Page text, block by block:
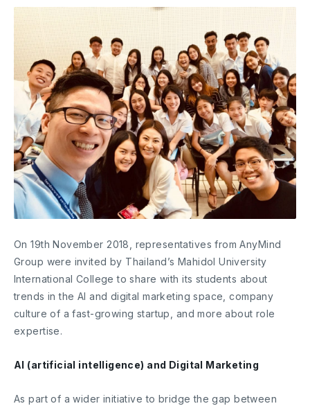
On 19th November 2018, representatives from AnyMind
Group were invited by Thailand’s Mahidol University
International College to share with its students about
trends in the AI and digital marketing space, company
culture of a fast-growing startup, and more about role
expertise.
AI (artificial intelligence) and Digital Marketing
As part of a wider initiative to bridge the gap between